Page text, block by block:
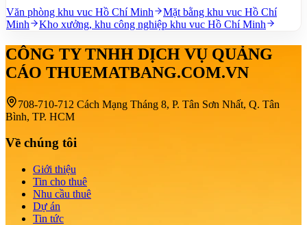
Văn phòng khu vuc Hồ Chí Minh
Mặt bằng khu vuc Hồ Chí
Minh
Kho xưởng, khu công nghiệp khu vuc Hồ Chí Minh
CÔNG TY TNHH DỊCH VỤ QUẢNG
CÁO THUEMATBANG.COM.VN
708-710-712 Cách Mạng Tháng 8, P. Tân Sơn Nhất, Q. Tân
Bình, TP. HCM
Về chúng tôi
Giới thiệu
Tin cho thuê
Nhu cầu thuê
Dự án
Tin tức